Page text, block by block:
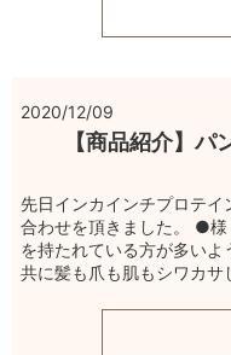
2020/12/09
【商品紹介】
先日インカインチプロテ
合わせを頂きました。 ●
を持たれている方が多い
共に髪も爪も肌もシワカ